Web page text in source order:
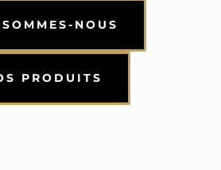
NOUS
PRODUITS